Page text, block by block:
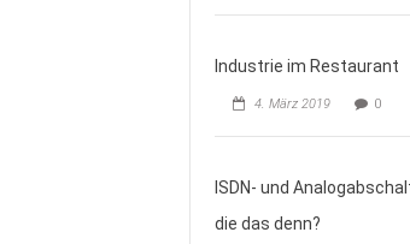
Industrie im Restaurant
4. März 2019 0
ISDN- und
die das denn?